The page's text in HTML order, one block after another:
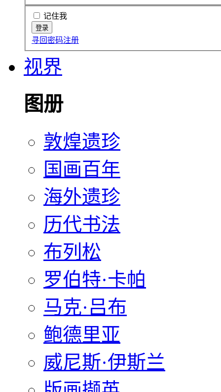
记住我
寻回密码注册
视界
图册
敦煌遗珍
国画百年
海外遗珍
历代书法
布列松
罗伯特·卡帕
马克·吕布
鲍德里亚
威尼斯·伊斯兰